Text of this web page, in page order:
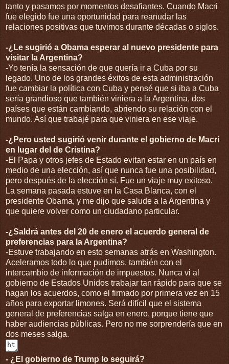
tanto y pasamos por momentos desafiantes. Cuando Macri
fue elegido fue una oportunidad para reanudar las
relaciones positivas que tuvimos durante décadas o siglos.
-¿Le sugirió a Obama esperar al nuevo presidente para
visitar la Argentina?
-Yo tenía la sensación de que quería ir a Cuba por su
legado. Uno de los grandes éxitos de esta administración
fue cambiar la política con Cuba y pensé que si iba a Cuba
sería grandioso que también viniera a la Argentina, dos
países que están cambiando, abriendo su relación con el
mundo. Así que trabajé para que viniera en ese viaje.
-¿Pero usted sugirió venir durante el gobierno de Macri
en lugar del de Cristina?
-El Papa y otros jefes de Estado evitan estar en un país en
medio de una elección, así que nunca fue una posibilidad,
pero después de la elección sí. Fue un viaje muy exitoso.
La semana pasada estuve en la Casa Blanca, con el
presidente Obama, y me dijo que salude a la Argentina y
que quiere volver como un ciudadano particular.
-¿Saldrá antes del 20 de enero el acuerdo general de
preferencias para la Argentina?
-Estuve trabajando en esto semanas atrás en Washington.
Aceleramos todo lo que pudimos, también con el
intercambio de información de impuestos. Nunca vi al
gobierno de Estados Unidos trabajar tan rápido para que se
hagan los acuerdos, como el firmado por primera vez en 15
años para exportar limones. Será difícil que el sistema
general de preferencias salga en enero, porque tiene que
haber audiencias públicas. Pero no me sorprendería que en
dos meses salga.
- ¿El gobierno de Trump lo seguirá?